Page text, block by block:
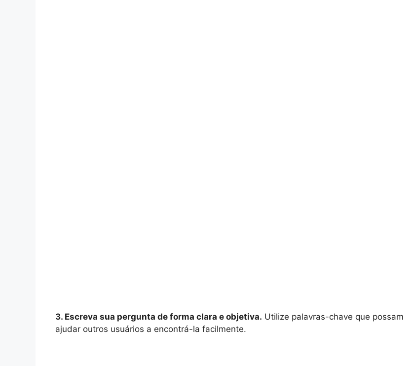
3. Escreva sua pergunta de forma clara e objetiva. Utilize palavras-chave que possam
ajudar outros usuários a encontrá-la facilmente.